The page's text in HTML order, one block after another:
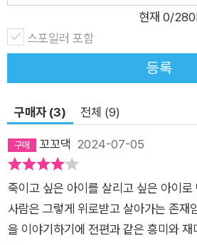
깨닫게 된 작가는 결국 “이 이야기를 쓰
쓰기 어렵겠다는 걸 알았다.”라고 고백
이야기가 끝났을 때당신은 반드시 울게
처와 눈물 뒤에도 우리는 서로를 계속 안
실과 거짓 그 자체에 관한 이야기였다
한 이야기이다. “첫 번째 이야기가 진실
다면,두 번째 이야기는 산산조각 난 삶을
다.이야기를 써 내려 가면서 얼마나 눈
아무리 무너져 내린 삶이라도 다시 일으
야만 하는 것이 삶이므로.” - 이꽃님한순간도 방심할 수 없는 이
현재 0/
스포일러 포함
등록
구매자 (3) 전체 (9)
꼬꼬댁 2024-07-05
죽이고 싶은 아이를 살리고 싶은 아이
사람은 그렇게 위로받고 살아가는 존재
을 이야기하기에 전편과 같은 흥미와